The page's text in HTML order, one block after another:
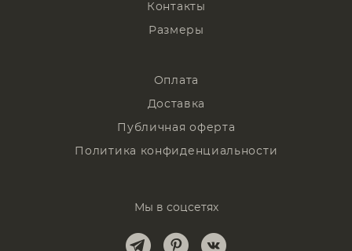
Контакты
Размеры
Оплата
Доставка
Публичная оферта
Политика конфиденциальности
Мы в соцсетях